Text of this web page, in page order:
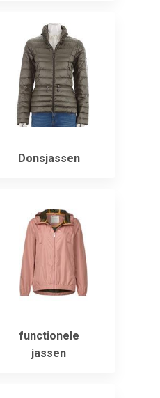
Donsjassen
functionele
jassen